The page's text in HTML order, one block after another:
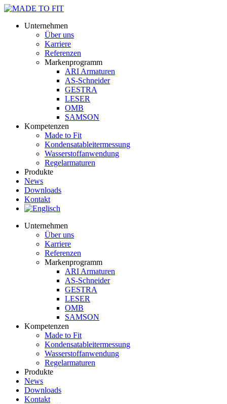
Unternehmen
Über uns
Karriere
Referenzen
Markenprogramm
ARI Armaturen
AS-Schneider
GESTRA
LESER
OMB
SAMSON
Kompetenzen
Made to Fit
Kondensat­ableiter­messung
Wasserstoff­anwendung
Regel­arma­turen
Produkte
News
Downloads
Kontakt
Unternehmen
Über uns
Karriere
Referenzen
Markenprogramm
ARI Armaturen
AS-Schneider
GESTRA
LESER
OMB
SAMSON
Kompetenzen
Made to Fit
Kondensat­ableiter­messung
Wasserstoff­anwendung
Regel­arma­turen
Produkte
News
Downloads
Kontakt